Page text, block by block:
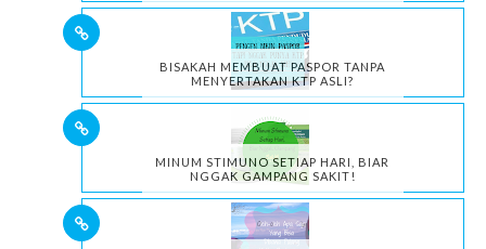
BISAKAH MEMBUAT PASPOR TANPA
MENYERTAKAN KTP ASLI?
MINUM STIMUNO SETIAP HARI, BIAR
NGGAK GAMPANG SAKIT!